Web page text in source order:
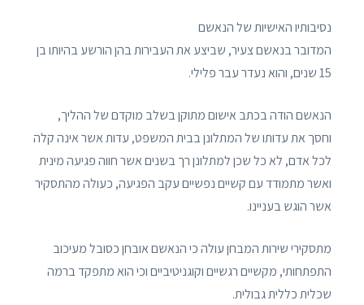
נסיבותיו האישיות של הנאשם
המדובר בנאשם צעיר, שביצע את העבירות בהן הורשע בהיותו בן
15 שנים, והוא נעדר עבר פלילי.
הנאשם הודה בכתב אישום מתוקן בשלב מוקדם של ההליך,
וחסך את עדותו של המתלונן בבית המשפט, עדות אשר אינה קלה
לכל אדם, לא כל שכן למתלונן רך בשנים אשר חווה פגיעה מינית
ואשר מתמודד עם קשיים נפשיים עקב הפגיעה, כעולה מהתסקיר
אשר הוגש בעניינו.
מתסקירי שירות המבחן עולה כי הנאשם אובחן כסובל מעיכוב
התפתחותי, מקשיים רגשיים וקוגניטיביים וכי הוא מתפקד ברמה
שכלית כללית גבולית.